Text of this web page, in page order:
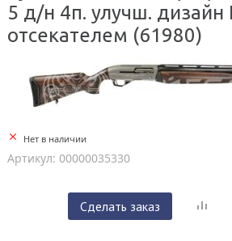
5 д/н 4п. улучш. дизайн
отсекателем (61980)
Нет в наличии
Артикул: 00000035330
Сделать заказ